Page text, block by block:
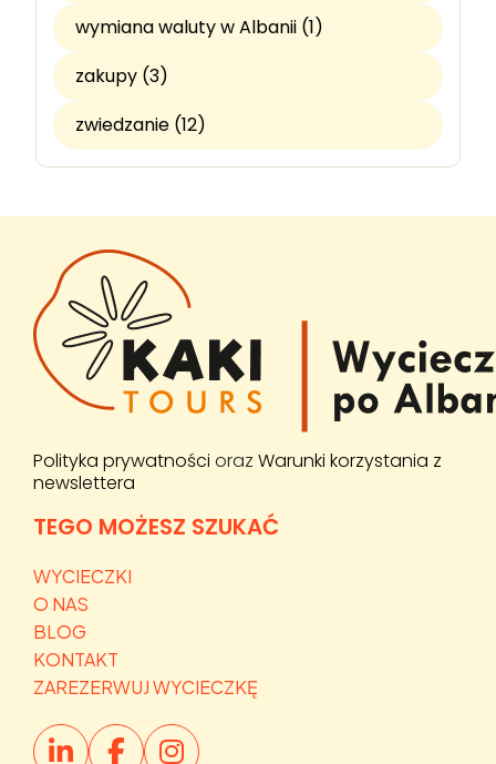
wymiana waluty w Albanii (1)
zakupy (3)
zwiedzanie (12)
Polityka prywatności oraz Warunki korzystania z
newslettera
TEGO MOŻESZ SZUKAĆ
WYCIECZKI
O NAS
BLOG
KONTAKT
ZAREZERWUJ WYCIECZKĘ